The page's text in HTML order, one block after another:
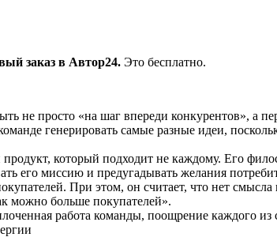
заказ в Автор24. Это бесплатно.
не просто «на шаг впереди конкурентов», а
генерировать самые разные идеи,
который подходит не каждому. Его
его миссию и предугадывать желания
При этом, он считает, что нет смысла
можно больше покупателей».
работа команды, поощрение каждого из